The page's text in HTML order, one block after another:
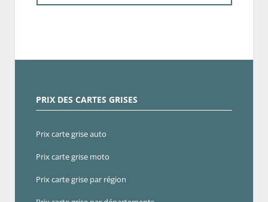
PRIX DES CARTES GRISES
Prix carte grise auto
Prix carte grise moto
Prix carte grise par région